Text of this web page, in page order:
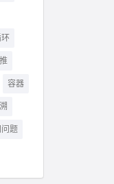
容器
题